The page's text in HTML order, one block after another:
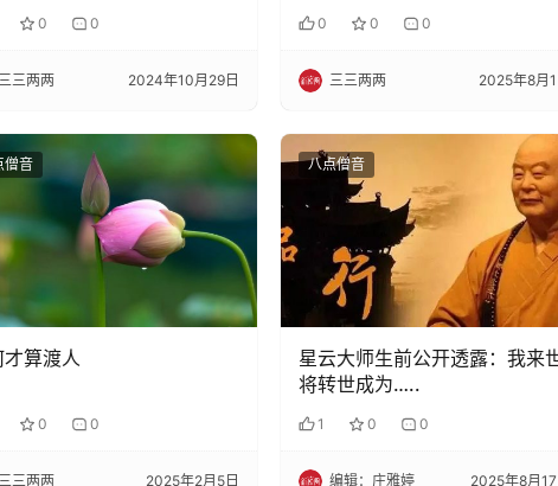
0 0
三两两 2024年10月29日
0 0 0
三三两两 2025年8月
僧音
算渡人
0 0
三三两两 2025年2月5日
八点僧音
星云大师生前公开透露：我来
将转世成为…..
1 0 0
编辑：庄雅婷 2025年8月